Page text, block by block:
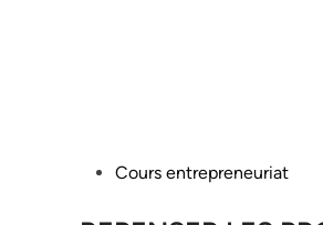
PostedCours entrepreneuriat